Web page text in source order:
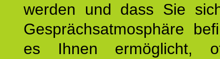
werden und dass Sie
Gesprächsatmosphäre
es Ihnen ermöglicht,